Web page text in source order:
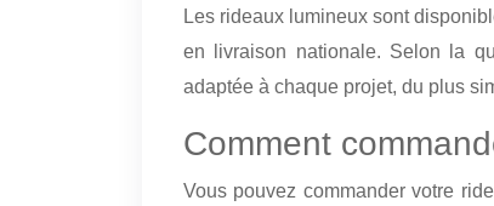
Les rideaux lumineux sont
en livraison nationale. Selon la
adaptée à chaque projet, du plus
Comment
Vous pouvez commander votre